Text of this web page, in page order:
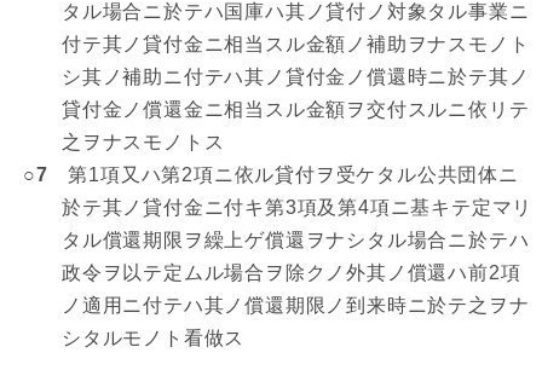
タル場合ニ於テハ国庫ハ其ノ貸付ノ対象タル事業ニ
付テ其ノ貸付金ニ相当スル金額ノ補助ヲナスモノト
シ其ノ補助ニ付テハ其ノ貸付金ノ償還時ニ於テ其ノ
貸付金ノ償還金ニ相当スル金額ヲ交付スルニ依リテ
之ヲナスモノトス
○7 第1項又ハ第2項ニ依ル貸付ヲ受ケタル公共団体ニ
於テ其ノ貸付金ニ付キ第3項及第4項ニ基キテ定マリ
タル償還期限ヲ繰上ゲ償還ヲナシタル場合ニ於テハ
政令ヲ以テ定ムル場合ヲ除クノ外其ノ償還ハ前2項
ノ適用ニ付テハ其ノ償還期限ノ到来時ニ於テ之ヲナ
シタルモノト看做ス